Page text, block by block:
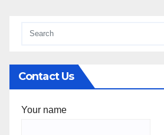
Contact Us
Your name